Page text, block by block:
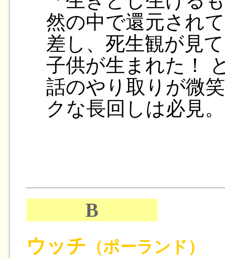
然の中で還元され
差し、死生観が見
子供が生まれた！
話のやり取りが微
クな長回しは必見。
B
ウッチ （ポーランド）